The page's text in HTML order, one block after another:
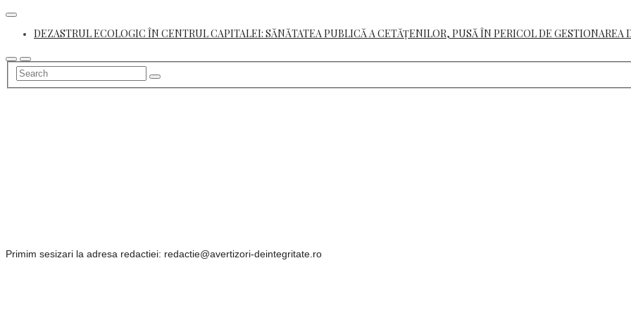
Skip
contentDEZASTRUL ECOLOGIC ÎN CENTRUL CAPITALEI: SĂNĂTATEA PUBLICĂ A CETĂȚENILOR, PUSĂ ÎN PERICOL DE GESTIONAREA
Primim sesizari la adresa redactiei: redactie@avertizori-deintegritate.ro